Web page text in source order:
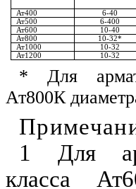
Ат400 6-40
Ат500
6-400
Ат600
10-40
Ат800
10-32*
Ат1000
10-32
Ат1200
10-32
* Для арм
Ат800К
1 Для
класса